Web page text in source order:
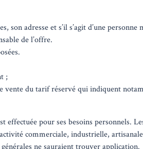
son adresse et s’il s’agit d’une personne
de l’offre.
;
vente du tarif réservé qui indiquent
effectuée pour ses besoins personnels.
commerciale, industrielle,
ne sauraient trouver application.